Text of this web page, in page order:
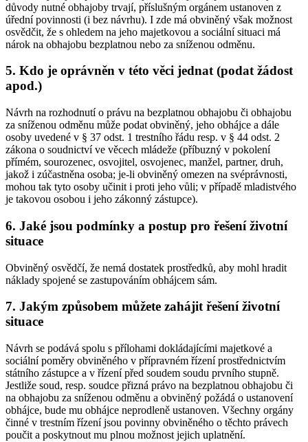
důvody nutné obhajoby trvají, příslušným orgánem ustanoven z
úřední povinnosti (i bez návrhu). I zde má obviněný však možnost
osvědčit, že s ohledem na jeho majetkovou a sociální situaci má
nárok na obhajobu bezplatnou nebo za sníženou odměnu.
5. Kdo je oprávněn v této věci jednat (podat žádost
apod.)
Návrh na rozhodnutí o právu na bezplatnou obhajobu či obhajobu
za sníženou odměnu může podat obviněný, jeho obhájce a dále
osoby uvedené v § 37 odst. 1 trestního řádu resp. v § 44 odst. 2
zákona o soudnictví ve věcech mládeže (příbuzný v pokolení
přímém, sourozenec, osvojitel, osvojenec, manžel, partner, druh,
jakož i zúčastněna osoba; je-li obviněný omezen na svéprávnosti,
mohou tak tyto osoby učinit i proti jeho vůli; v případě mladistvého
je takovou osobou i jeho zákonný zástupce).
6. Jaké jsou podmínky a postup pro řešení životní
situace
Obviněný osvědčí, že nemá dostatek prostředků, aby mohl hradit
náklady spojené se zastupováním obhájcem sám.
7. Jakým způsobem můžete zahájit řešení životní
situace
Návrh se podává spolu s přílohami dokládajícími majetkové a
sociální poměry obviněného v přípravném řízení prostřednictvím
státního zástupce a v řízení před soudem soudu prvního stupně.
Jestliže soud, resp. soudce přizná právo na bezplatnou obhajobu či
na obhajobu za sníženou odměnu a obviněný požádá o ustanovení
obhájce, bude mu obhájce neprodleně ustanoven. Všechny orgány
činné v trestním řízení jsou povinny obviněného o těchto právech
poučit a poskytnout mu plnou možnost jejich uplatnění.